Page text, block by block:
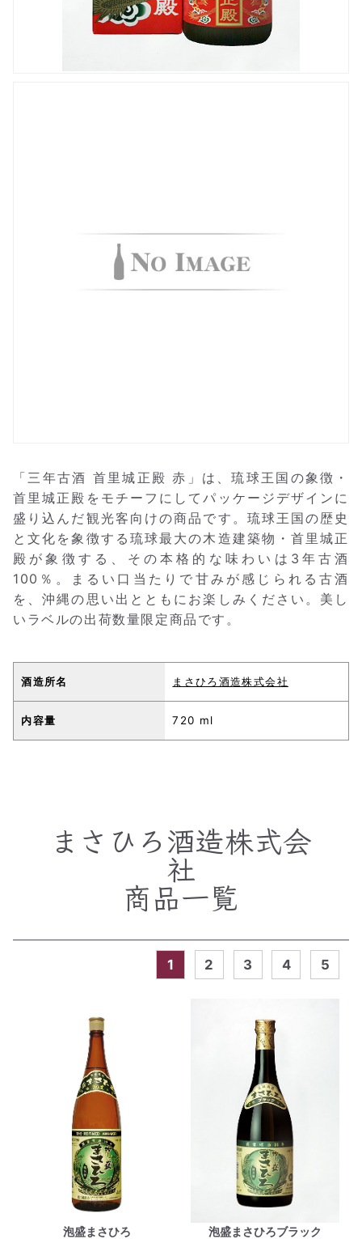
「三年古酒 首里城正殿 赤」は、琉球王国の象徴・
首里城正殿をモチーフにしてパッケージデザインに
盛り込んだ観光客向けの商品です。琉球王国の歴史
と文化を象徴する琉球最大の木造建築物・首里城正
殿が象徴する、その本格的な味わいは3年古酒
100％。まるい口当たりで甘みが感じられる古酒
を、沖縄の思い出とともにお楽しみください。美し
いラベルの出荷数量限定商品です。
酒造所名 まさひろ酒造株式会社
内容量 720 ml
まさひろ酒造株式会
社
商品一覧
1 2 3 4 5
泡盛まさひろ 泡盛まさひろブラック